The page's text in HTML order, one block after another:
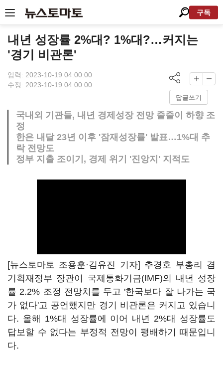
구독
내년 성장률 2%대? 1%대?…커지는
'경기 비관론'
입력: 2023-10-19 04:00:00
수정: 2023-10-19 04:00:00
답글쓰기
국내외 기관들, 내년 경제성장 전망 줄줄이 하향 조
정
한은 내달 23년 이후 '잠재성장률' 발표…1%대 추
락 전망도
정부 지출 조이기, 경제 위기 '진앙지' 지적도
[뉴스토마토 조용훈·김유진 기자] 추경호 부총리 겸
기획재정부 장관이 국제통화기금(IMF)의 내년 성장
률 2.2% 조정 전망치를 두고 '한국보다 잘 나가는 국
가 없다'고 공언했지만 경기 비관론은 커지고 있습니
다. 올해 1%대 성장률에 이어 내년 2%대 성장률도
답보할 수 없다는 부정적 전망이 팽배하기 때문입니
다.